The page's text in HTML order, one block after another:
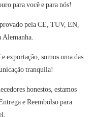
para você e para nós!
pela CE, TUV, EN,
Alemanha.
exportação, somos uma das
tranquila!
honestos, estamos
e Reembolso para